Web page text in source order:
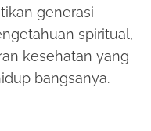
generasi
spiritual,
kesehatan yang
bangsanya.